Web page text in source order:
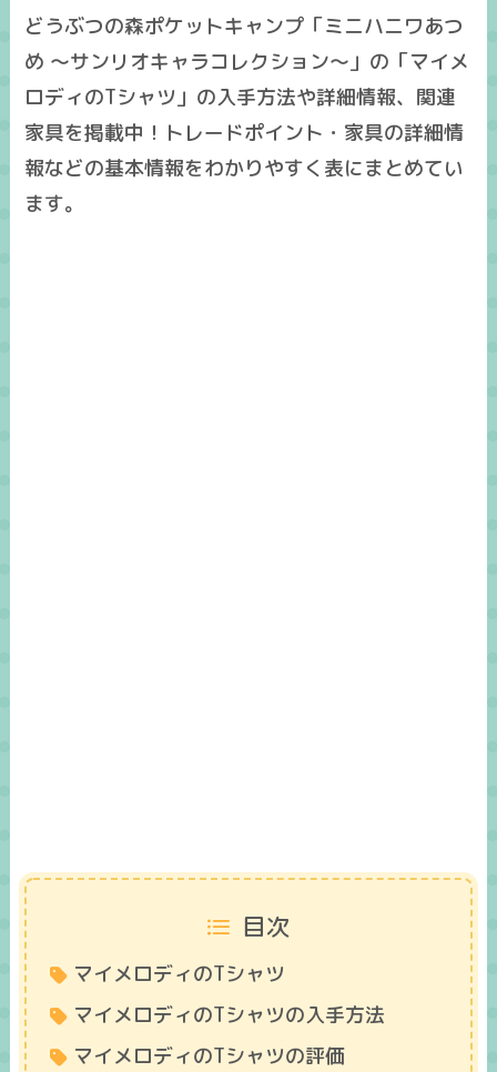
どうぶつの森ポケットキャンプ「ミニハニワあつ
め ～サンリオキャラコレクション～」の「マイメ
ロディのTシャツ」の入手方法や詳細情報、関連
家具を掲載中！トレードポイント・家具の詳細情
報などの基本情報をわかりやすく表にまとめてい
ます。
目次
マイメロディのTシャツ
マイメロディのTシャツの入手方法
マイメロディのTシャツの評価